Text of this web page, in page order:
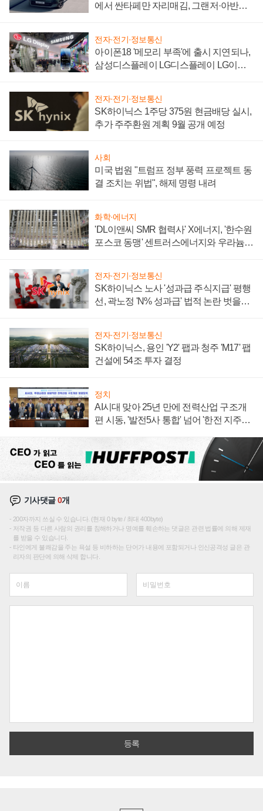
에서 싼타페만 자리매김, 그랜저·아반떼
전자·전기·정보통신
아이폰18 '메모리 부족'에 출시 지연되나,
삼성디스플레이 LG디스플레이 LG이노
전자·전기·정보통신
SK하이닉스 1주당 375원 현금배당 실시,
추가 주주환원 계획 9월 공개 예정
사회
미국 법원 "트럼프 정부 풍력 프로젝트 동
결 조치는 위법", 해제 명령 내려
화학·에너지
'DL이앤씨 SMR 협력사' X에너지, '한수원
포스코 동맹' 센트러스에너지와 우라늄
전자·전기·정보통신
SK하이닉스 노사 '성과급 주식지급' 평행
선, 곽노정 'N% 성과급' 법적 논란 벗을지
전자·전기·정보통신
SK하이닉스, 용인 'Y2' 팹과 청주 'M17' 팹
건설에 54조 투자 결정
정치
AI시대 맞아 25년 만에 전력산업 구조개
편 시동, '발전5사 통합' 넘어 '한전 지주사'
기사댓글0개
200자까지 쓰실 수 있습니다. (현재 0 byte / 최대 400byte)
저작권 등 다른 사람의 권리를 침해하거나 명예를 훼손하는 댓글은 관련 법률에 의해 제재
를 받을 수 있습니다.
타인에게 불쾌감을 주는 욕설 등 비하하는 단어가 내용에 포함되거나 인신공격성 글은 관
리자의 판단에 의해 삭제 합니다.